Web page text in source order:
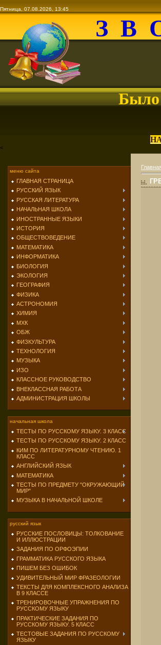
Пятница, 07.08.2026,
З В
Было
<
меню сайта
ГЛАВНАЯ СТРАНИЦА
РУССКИЙ ЯЗЫК
РУССКАЯ ЛИТЕРАТУРА
НАЧАЛЬНАЯ ШКОЛА
ИНОСТРАННЫЕ ЯЗЫКИ
ИСТОРИЯ
ОБЩЕСТВОВЕДЕНИЕ
МАТЕМАТИКА
ИНФОРМАТИКА
БИОЛОГИЯ
ЭКОЛОГИЯ
ГЕОГРАФИЯ
ФИЗИКА
АСТРОНОМИЯ
ХИМИЯ
МХК
ОБЖ
ФИЗКУЛЬТУРА
ТЕХНОЛОГИЯ
МУЗЫКА
ИЗО
КЛАССНОЕ РУКОВОДСТВО
ВНЕКЛАССНАЯ РАБОТА
АДМИНИСТРАЦИЯ ШКОЛЫ
начальная школа
ТЕСТЫ ПО РУССКОМУ ЯЗЫКУ. 3 КЛАСС
ТЕСТЫ ПО РУССКОМУ ЯЗЫКУ. 2 КЛАСС
КИМ ПО ЛИТЕРАТУРНОМУ ЧТЕНИЮ. 1
КЛАСС
АНГЛИЙСКИЙ ЯЗЫК
МАТЕМАТИКА
ТЕСТЫ ПО ПРЕДМЕТУ "ОКРУЖАЮЩИЙ
МИР"
МУЗЫКА В НАЧАЛЬНОЙ ШКОЛЕ
русский язык
РУССКИЕ ПОСЛОВИЦЫ: ТОЛКОВАНИЕ
И ИЛЛЮСТРАЦИИ
ЗАДАНИЯ ПО ОРФОЭПИИ
ГРАММАТИКА РУССКОГО ЯЗЫКА
ПИШЕМ БЕЗ ОШИБОК
УДИВИТЕЛЬНЫЙ МИР ФРАЗЕОЛОГИИ
ТЕКСТЫ ДЛЯ КОМПЛЕКСНОГО АНАЛИЗА
В 9 КЛАССЕ
ТРЕНИРОВОЧНЫЕ УПРАЖНЕНИЯ ПО
РУССКОМУ ЯЗЫКУ
ПРАКТИЧЕСКИЕ ЗАДАНИЯ ПО
РУССКОМУ ЯЗЫКУ. 5 КЛАСС
ТЕСТОВЫЕ ЗАДАНИЯ ПО РУССКОМУ
ЯЗЫКУ
Главная